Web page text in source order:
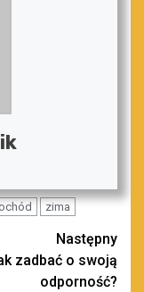
zima
Następny
zadbać o swoją
odporność?